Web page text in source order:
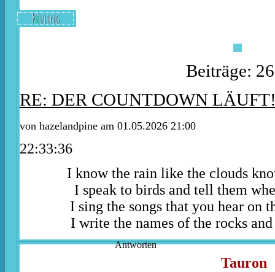
Neuling
Beiträge:
RE: DER COUNTDOWN
von hazelandpine am 01.05.2026 21:00
22:33:36
I know the rain like the clouds
I speak to birds and tell them
I sing the songs that you hear on
I write the names of the rocks
Antworten
Tauron